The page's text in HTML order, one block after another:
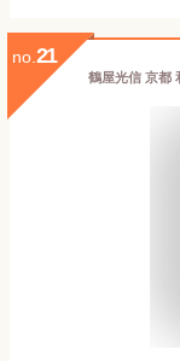
no. 21